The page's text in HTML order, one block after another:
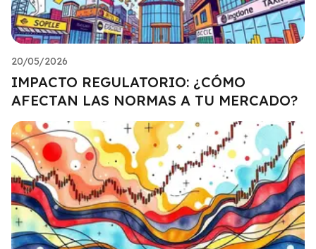
20/05/2026
IMPACTO REGULATORIO: ¿CÓMO
AFECTAN LAS NORMAS A TU MERCADO?